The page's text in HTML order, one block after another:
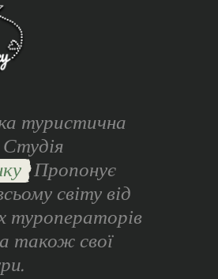
туристична
Пропонує
світу від
туроператорів
також свої